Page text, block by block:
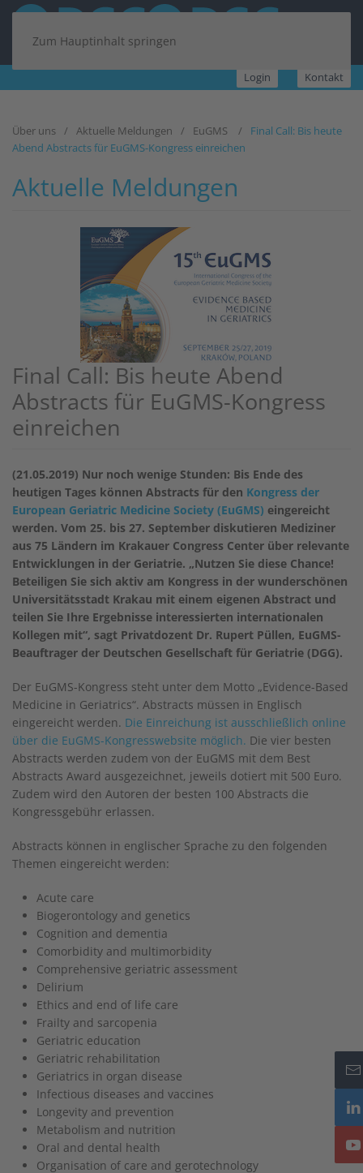
Zum Hauptinhalt springen
Login Kontakt
Über uns Aktuelle Meldungen EuGMS
Final Call: Bis heute
Abend Abstracts für EuGMS-Kongress einreichen
Aktuelle Meldungen
Final Call: Bis heute Abend
Abstracts für EuGMS-Kongress
einreichen
(21.05.2019) Nur noch wenige Stunden: Bis Ende des
heutigen Tages können Abstracts für den Kongress der
European Geriatric Medicine Society (EuGMS) eingereicht
werden. Vom 25. bis 27. September diskutieren Mediziner
aus 75 Ländern im Krakauer Congress Center über relevante
Entwicklungen in der Geriatrie. „Nutzen Sie diese Chance!
Beteiligen Sie sich aktiv am Kongress in der wunderschönen
Universitätsstadt Krakau mit einem eigenen Abstract und
teilen Sie Ihre Ergebnisse interessierten internationalen
Kollegen mit“, sagt Privatdozent Dr. Rupert Püllen, EuGMS-
Beauftrager der Deutschen Gesellschaft für Geriatrie (DGG).
Der EuGMS-Kongress steht unter dem Motto „Evidence-Based
Medicine in Geriatrics“. Abstracts müssen in Englisch
eingereicht werden. Die Einreichung ist ausschließlich online
über die EuGMS-Kongresswebsite möglich. Die vier besten
Abstracts werden zudem von der EuGMS mit dem Best
Abstracts Award ausgezeichnet, jeweils dotiert mit 500 Euro.
Zudem wird den Autoren der besten 100 Abstracts die
Kongressgebühr erlassen.
Abstracts können in englischer Sprache zu den folgenden
Themen eingereicht werden:
Acute care
Biogerontology and genetics
Cognition and dementia
Comorbidity and multimorbidity
Comprehensive geriatric assessment
Delirium
Ethics and end of life care
Frailty and sarcopenia
Geriatric education
Geriatric rehabilitation
Geriatrics in organ disease
Infectious diseases and vaccines
Longevity and prevention
Metabolism and nutrition
Oral and dental health
Organisation of care and gerotechnology